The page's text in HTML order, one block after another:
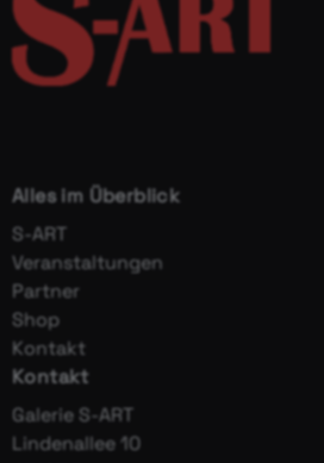
Alles im Überblick
S-ART
Veranstaltungen
Partner
Shop
Kontakt
Kontakt
Galerie S-ART
Lindenallee 10